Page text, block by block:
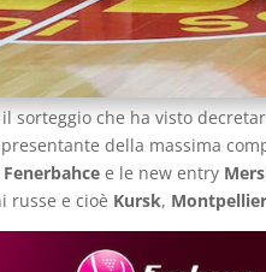
sorteggio che ha visto
della massima
Fenerbahce e le new entry
russe e cioè Kursk, Montpellier